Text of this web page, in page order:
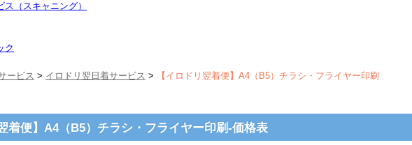
（スキャニング）
ク
ービス > イロドリ翌日着サービス > 【イロドリ翌着便】A4（B5）チラシ・フライヤー印刷
着便】A4（B5）チラシ・フライヤー印刷-価格表